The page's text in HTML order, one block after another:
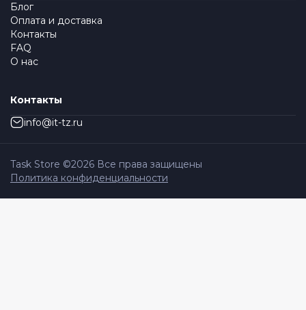
Блог
Оплата и доставка
Контакты
FAQ
О нас
Контакты
info@it-tz.ru
Task Store ©2026 Все права защищены
Политика конфиденциальности